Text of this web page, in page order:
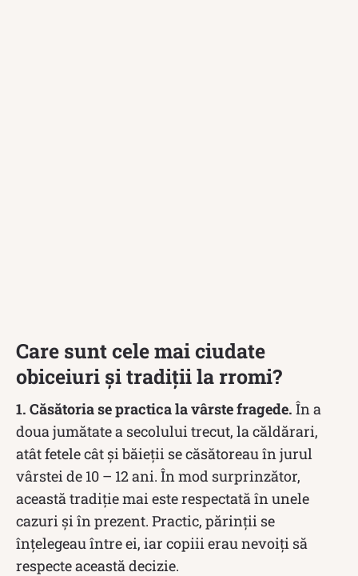
Care sunt cele mai ciudate
obiceiuri și tradiții la rromi?
1. Căsătoria se practica la vârste fragede. În a
doua jumătate a secolului trecut, la căldărari,
atât fetele cât și băieții se căsătoreau în jurul
vârstei de 10 – 12 ani. În mod surprinzător,
această tradiție mai este respectată în unele
cazuri și în prezent. Practic, părinții se
înțelegeau între ei, iar copiii erau nevoiți să
respecte această decizie.